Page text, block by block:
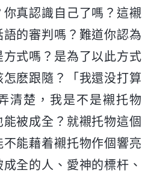
真認識自己了嗎？這襯
的審判嗎？難道你認為
式嗎？是為了以此方式
麽跟隨？「我還没打算
清楚，我是不是襯托物
被成全？就襯托物這個
能藉着襯托物作個響亮
全的人、愛神的標杆、